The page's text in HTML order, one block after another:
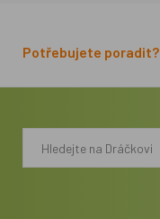
Potřebujete poradit?